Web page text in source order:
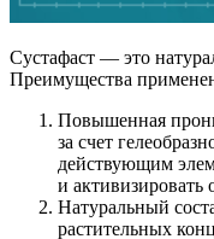
Сустафаст — это
Преимущества
Повышенная
за счет
действующим
и активизировать
Натуральный
растительных